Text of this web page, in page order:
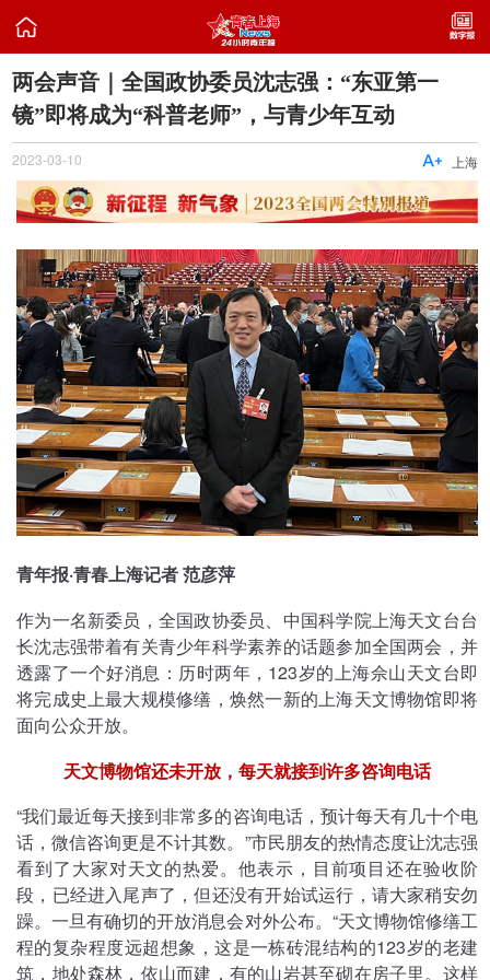

两会声音｜全国政协委员沈志强：“东亚第一
镜”即将成为“科普老师”，与青少年互动
2023-03-10 上海

青年报·青春上海记者 范彦萍
作为一名新委员，全国政协委员、中国科学院上海天文台台
长沈志强带着有关青少年科学素养的话题参加全国两会，并
透露了一个好消息：历时两年，123岁的上海佘山天文台即
将完成史上最大规模修缮，焕然一新的上海天文博物馆即将
面向公众开放。
天文博物馆还未开放，每天就接到许多咨询电话
“我们最近每天接到非常多的咨询电话，预计每天有几十个电
话，微信咨询更是不计其数。”市民朋友的热情态度让沈志强
看到了大家对天文的热爱。他表示，目前项目还在验收阶
段，已经进入尾声了，但还没有开始试运行，请大家稍安勿
躁。一旦有确切的开放消息会对外公布。“天文博物馆修缮工
程的复杂程度远超想象，这是一栋砖混结构的123岁的老建
筑，地处森林，依山而建，有的山岩甚至砌在房子里。这样